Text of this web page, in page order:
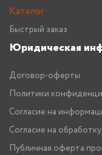
Каталог
Быстрый заказ
Юридическая
Договор-оферты
Политики
Согласие на
Согласие на
Публичная оферта